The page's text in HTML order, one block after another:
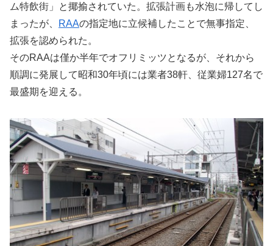
ム特飲街」と揶揄されていた。拡張計画も水泡に帰してし
まったが、
RAAの指定地に立候補したことで無事指定、
拡張を認められた。
そのRAAは僅か半年でオフリミッツとなるが、それから
順調に発展して昭和30年頃には業者38軒、従業婦127名で
最盛期を迎える。